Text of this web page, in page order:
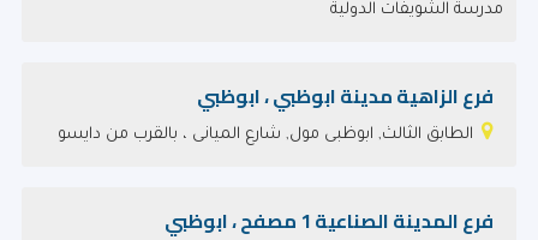
مدرسة الشويفات الدولية
فرع الزاهية مدينة ابوظبي ، ابوظبي
الطابق الثالث, ابوظبى مول, شارع الميانى ، بالقرب من دايسو
فرع المدينة الصناعية 1 مصفح ، ابوظبي